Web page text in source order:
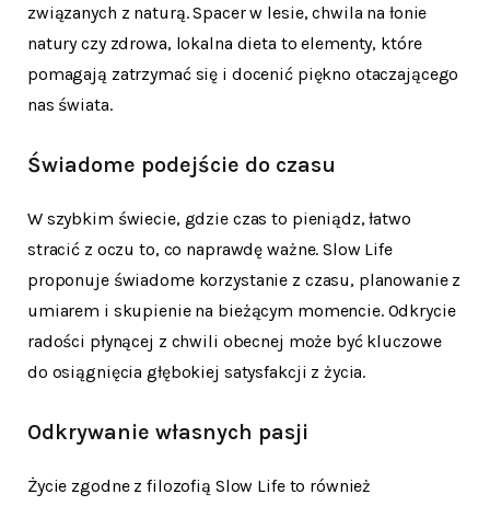
związanych z naturą. Spacer w lesie, chwila na łonie
natury czy zdrowa, lokalna dieta to elementy, które
pomagają zatrzymać się i docenić piękno otaczającego
nas świata.
Świadome podejście do czasu
W szybkim świecie, gdzie czas to pieniądz, łatwo
stracić z oczu to, co naprawdę ważne. Slow Life
proponuje świadome korzystanie z czasu, planowanie z
umiarem i skupienie na bieżącym momencie. Odkrycie
radości płynącej z chwili obecnej może być kluczowe
do osiągnięcia głębokiej satysfakcji z życia.
Odkrywanie własnych pasji
Życie zgodne z filozofią Slow Life to również